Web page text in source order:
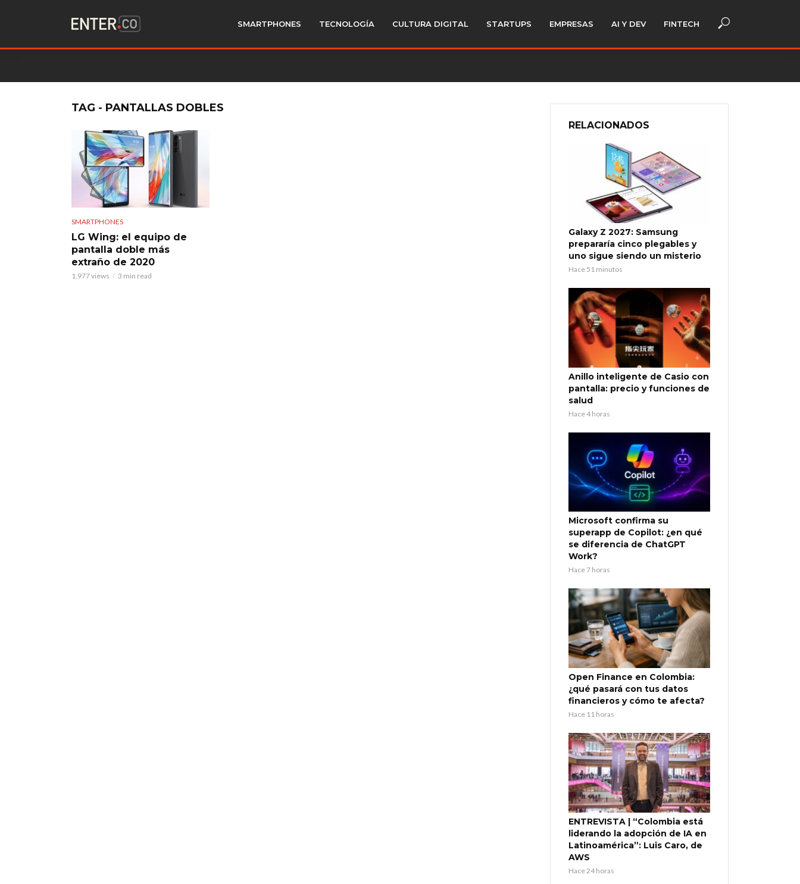
SMARTPHONES TECNOLOGÍA CULTURA DIGITAL STARTUPS EMPRESAS AI Y DEV FINTECH
TAG - PANTALLAS DOBLES
SMARTPHONES
LG Wing: el equipo de
pantalla doble más
extraño de 2020
1.977 views 3 min read
RELACIONADOS
Galaxy Z 2027: Samsung
prepararía cinco plegables y
uno sigue siendo un misterio
Hace 51 minutos
Anillo inteligente de Casio con
pantalla: precio y funciones de
salud
Hace 4 horas
Microsoft confirma su
superapp de Copilot: ¿en qué
se diferencia de ChatGPT
Work?
Hace 7 horas
Open Finance en Colombia:
¿qué pasará con tus datos
financieros y cómo te afecta?
Hace 11 horas
ENTREVISTA | “Colombia está
liderando la adopción de IA en
Latinoamérica”: Luis Caro, de
AWS
Hace 24 horas